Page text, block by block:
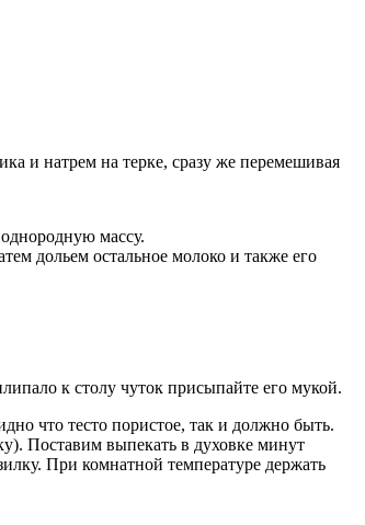
и натрем на терке, сразу же перемешивая
массу.
дольем остальное молоко и также его
к столу чуток присыпайте его мукой.
что тесто пористое, так и должно быть.
Поставим выпекать в духовке минут
При комнатной температуре держать